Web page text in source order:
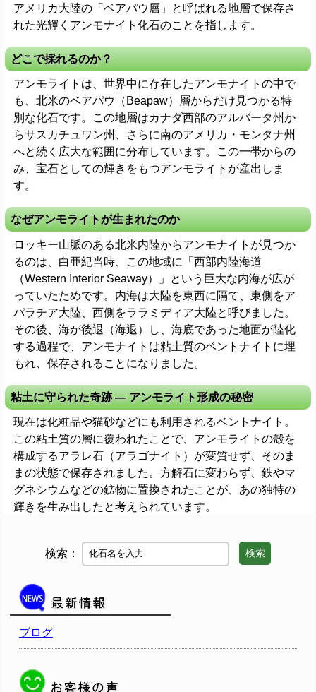
アメリカ大陸の「ベアパウ層」と呼ばれる地層で保存さ
れた光輝くアンモナイト化石のことを指します。
どこで採れるのか？
アンモライトは、世界中に存在したアンモナイトの中で
も、北米のベアパウ（Beapaw）層からだけ見つかる特
別な化石です。この地層はカナダ西部のアルバータ州か
らサスカチュワン州、さらに南のアメリカ・モンタナ州
へと続く広大な範囲に分布しています。この一帯からの
み、宝石としての輝きをもつアンモライトが産出しま
す。
なぜアンモライトが生まれたのか
ロッキー山脈のある北米内陸からアンモナイトが見つか
るのは、白亜紀当時、この地域に「西部内陸海道
（Western Interior Seaway）」という巨大な内海が広が
っていたためです。内海は大陸を東西に隔て、東側をア
パラチア大陸、西側をララミディア大陸と呼びました。
その後、海が後退（海退）し、海底であった地面が陸化
する過程で、アンモナイトは粘土質のベントナイトに埋
もれ、保存されることになりました。
粘土に守られた奇跡 ― アンモライト形成の秘密
現在は化粧品や猫砂などにも利用されるベントナイト。
この粘土質の層に覆われたことで、アンモライトの殻を
構成するアラレ石（アラゴナイト）が変質せず、そのま
まの状態で保存されました。方解石に変わらず、鉄やマ
グネシウムなどの鉱物に置換されたことが、あの独特の
輝きを生み出したと考えられています。
検索： 検索
ブログ